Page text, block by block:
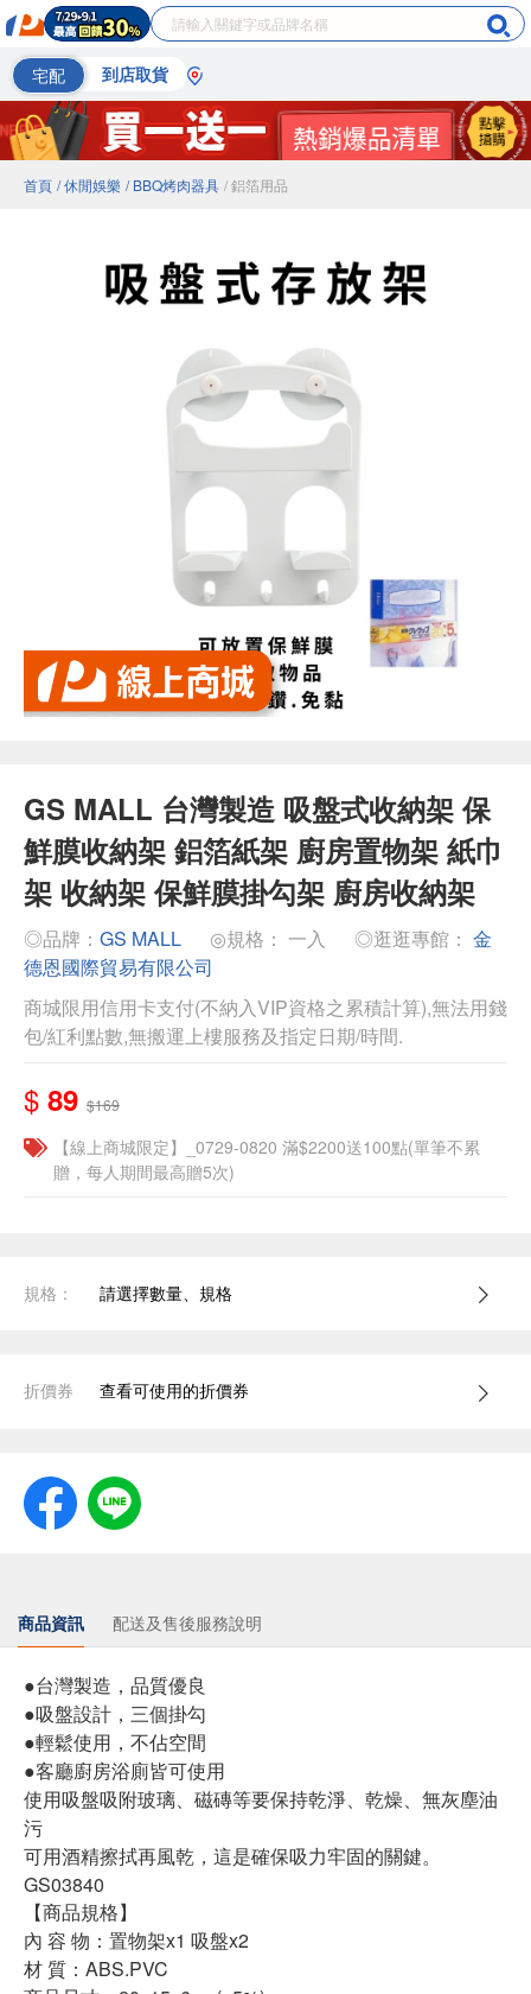
宅配 到店取貨
首頁 / 休閒娛樂 / BBQ烤肉器具 / 鋁箔用品
GS MALL 台灣製造 吸盤式收納架 保
鮮膜收納架 鋁箔紙架 廚房置物架 紙巾
架 收納架 保鮮膜掛勾架 廚房收納架
◎品牌： GS MALL ◎規格： 一入 ◎逛逛專館： 金
德恩國際貿易有限公司
商城限用信用卡支付(不納入VIP資格之累積計算),無法用錢
包/紅利點數,無搬運上樓服務及指定日期/時間.
$ 89 $169
【線上商城限定】_0729-0820 滿$2200送100點(單筆不累
贈，每人期間最高贈5次)
規格： 請選擇數量、規格
折價券 查看可使用的折價券
商品資訊 配送及售後服務說明
●台灣製造，品質優良
●吸盤設計，三個掛勾
●輕鬆使用，不佔空間
●客廳廚房浴廁皆可使用
使用吸盤吸附玻璃、磁磚等要保持乾淨、乾燥、無灰塵油
污
可用酒精擦拭再風乾，這是確保吸力牢固的關鍵。
GS03840
【商品規格】
內 容 物：置物架x1 吸盤x2
材 質：ABS.PVC